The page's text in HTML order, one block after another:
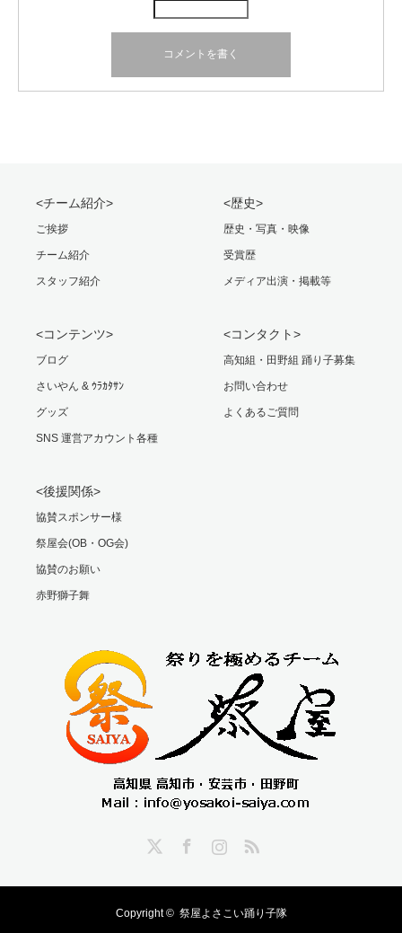
<チーム紹介>
ご挨拶
チーム紹介
スタッフ紹介
<歴史>
歴史・写真・映像
受賞歴
メディア出演・掲載等
<コンテンツ>
ブログ
さいやん & ｳﾗｶﾀｻﾝ
グッズ
SNS 運営アカウント各種
<コンタクト>
高知組・田野組 踊り子募集
お問い合わせ
よくあるご質問
<後援関係>
協賛スポンサー様
祭屋会(OB・OG会)
協賛のお願い
赤野獅子舞
Instagram
RSS
Copyright © 祭屋よさこい踊り子隊